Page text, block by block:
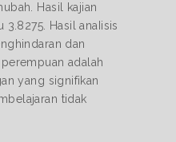
Hasil kajian
Hasil anaIisis
dan
adalah
yang signifikan
tidak